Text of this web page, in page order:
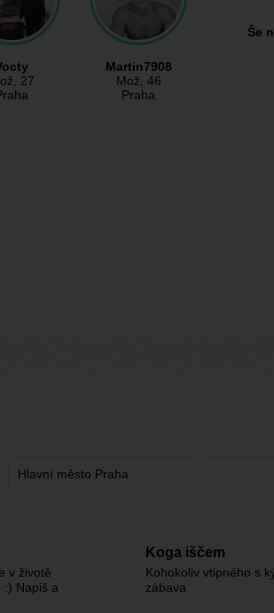
, 27
Martin7908
Mož, 46
Praha
Še
v životě
:) Napiš a
Koga iščem
Kohokoliv vtipného s
zábava